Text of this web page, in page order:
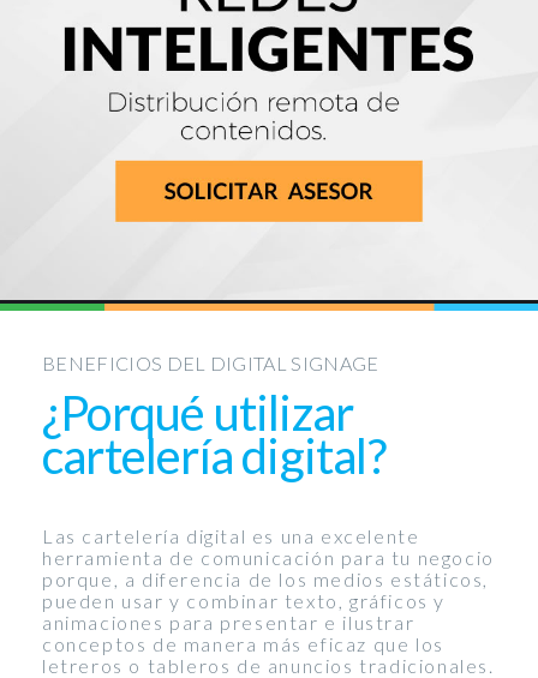
BENEFICIOS DEL DIGITAL SIGNAGE
¿Porqué utilizar
cartelería digital?
Las cartelería digital es una excelente
herramienta de comunicación para tu negocio
porque, a diferencia de los medios estáticos,
pueden usar y combinar texto, gráficos y
animaciones para presentar e ilustrar
conceptos de manera más eficaz que los
letreros o tableros de anuncios tradicionales.